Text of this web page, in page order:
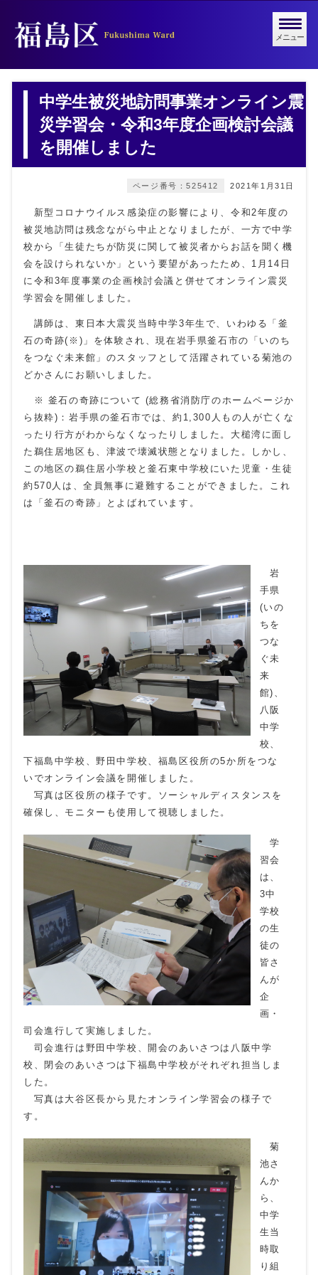
メニュー
中学生被災地訪問事業オンライン震
災学習会・令和3年度企画検討会議
を開催しました
2021年1月31日
ページ番号：525412
新型コロナウイルス感染症の影響により、令和2年度の
被災地訪問は残念ながら中止となりましたが、一方で中学
校から「生徒たちが防災に関して被災者からお話を聞く機
会を設けられないか」という要望があったため、1月14日
に令和3年度事業の企画検討会議と併せてオンライン震災
学習会を開催しました。
講師は、東日本大震災当時中学3年生で、いわゆる「釜
石の奇跡(※)」を体験され、現在岩手県釜石市の「いのち
をつなぐ未来館」のスタッフとして活躍されている菊池の
どかさんにお願いしました。
※ 釜石の奇跡について (総務省消防庁のホームページか
ら抜粋)：岩手県の釜石市では、約1,300人もの人が亡くな
ったり行方がわからなくなったりしました。大槌湾に面し
た鵜住居地区も、津波で壊滅状態となりました。しかし、
この地区の鵜住居小学校と釜石東中学校にいた児童・生徒
約570人は、全員無事に避難することができました。これ
は「釜石の奇跡」とよばれています。
岩
手県
(いの
ちを
つな
ぐ未
来
館)、
八阪
中学
校、
下福島中学校、野田中学校、福島区役所の5か所をつな
いでオンライン会議を開催しました。
写真は区役所の様子です。ソーシャルディスタンスを
確保し、モニターも使用して視聴しました。
学
習会
は、
3中
学校
の生
徒の
皆さ
んが
企
画・
司会進行して実施しました。
司会進行は野田中学校、開会のあいさつは八阪中学
校、閉会のあいさつは下福島中学校がそれぞれ担当しま
した。
写真は大谷区長から見たオンライン学習会の様子で
す。
菊
池さ
んか
ら、
中学
生当
時取
り組